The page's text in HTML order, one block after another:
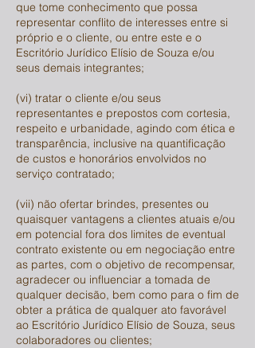
que tome conhecimento que possa
representar conflito de interesses entre si
próprio e o cliente, ou entre este e o
Escritório Jurídico Elísio de Souza e/ou
seus demais integrantes;
(vi) tratar o cliente e/ou seus
representantes e prepostos com cortesia,
respeito e urbanidade, agindo com ética e
transparência, inclusive na quantificação
de custos e honorários envolvidos no
serviço contratado;
(vii) não ofertar brindes, presentes ou
quaisquer vantagens a clientes atuais e/ou
em potencial fora dos limites de eventual
contrato existente ou em negociação entre
as partes, com o objetivo de recompensar,
agradecer ou influenciar a tomada de
qualquer decisão, bem como para o fim de
obter a prática de qualquer ato favorável
ao Escritório Jurídico Elísio de Souza, seus
colaboradores ou clientes;